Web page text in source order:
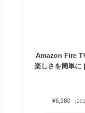
Amazon Fire
楽しさを簡単に
¥6,980
（